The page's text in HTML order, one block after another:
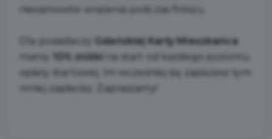
niesamowite wrażenia podczas finiszu.
Dla posiadaczy
Gdańskiej Karty Mieszkańca
mamy
10% zniżki
na start od każdego poziomu
opłaty startowej. Im wcześniej się zapiszesz tym
mniej zapłacisz. Zapraszamy!